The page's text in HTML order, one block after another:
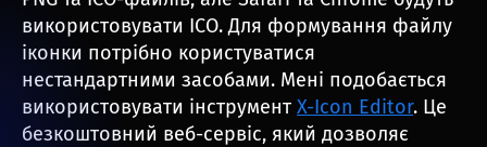
використовувати ICO. Для формування файлу
іконки потрібно користуватися
нестандартними засобами. Мені подобається
використовувати інструмент X-Icon Editor. Це
безкоштовний веб-сервіс, який дозволяє